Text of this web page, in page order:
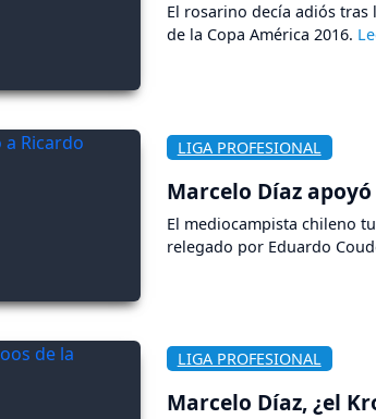
El rosarino decía adiós
de la Copa América 2016.
LIGA PROFESIONAL
Marcelo Díaz
El mediocampista chileno
relegado por Eduardo
LIGA PROFESIONAL
Marcelo Díaz, ¿el